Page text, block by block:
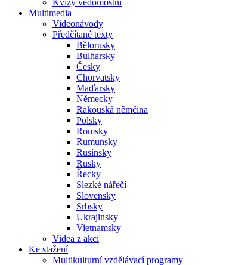
Kvízy vědomostní
Multimedia
Videonávody
Předčítané texty
Bělorusky
Bulharsky
Česky
Chorvatsky
Maďarsky
Německy
Rakouská němčina
Polsky
Romsky
Rumunsky
Rusínsky
Rusky
Řecky
Slezké nářečí
Slovensky
Srbsky
Ukrajinsky
Vietnamsky
Videa z akcí
Ke stažení
Multikulturní vzdělávací programy